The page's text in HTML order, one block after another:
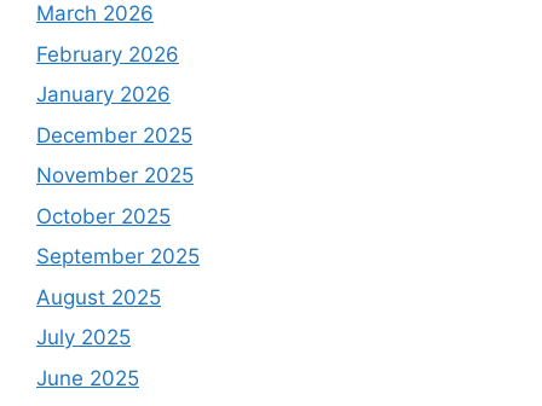
March 2026
February 2026
January 2026
December 2025
November 2025
October 2025
September 2025
August 2025
July 2025
June 2025